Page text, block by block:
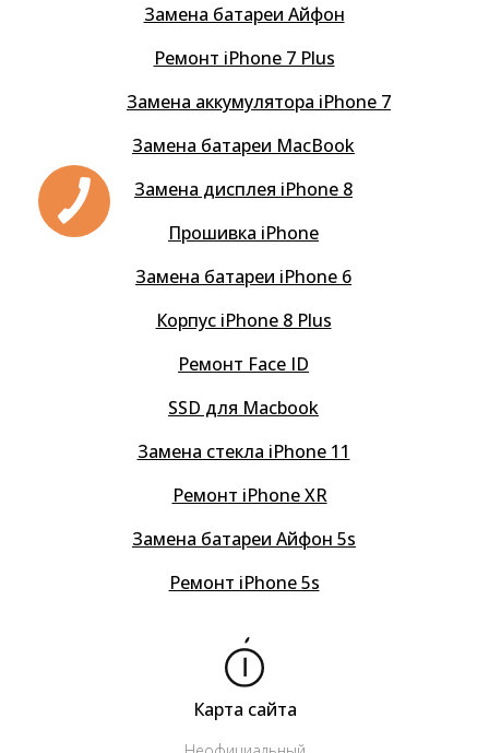
Карта сайта
Замена батареи Айфон
Ремонт iPhone 7 Plus
Ремонт iPhone XR
Ремонт Face ID
Ремонт iPhone 5s
Прошивка iPhone
Замена стекла iPhone 11
Корпус iPhone 8 Plus
Замена аккумулятора iPhone 7
Замена батареи Айфон 5s
Замена батареи MacBook
Замена батареи iPhone 6
SSD для Macbook
Замена дисплея iPhone 8